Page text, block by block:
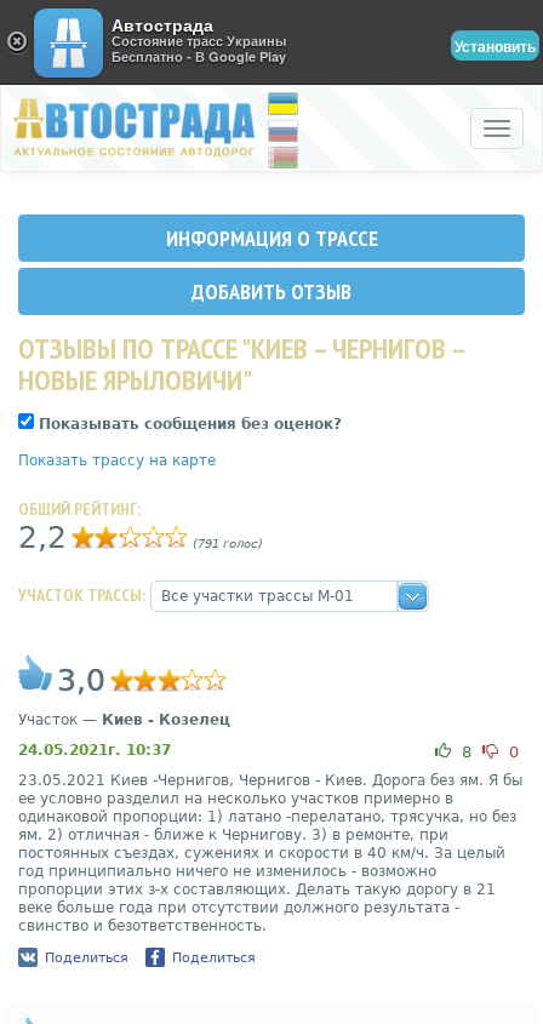
Автострада
Состояние трасс Украины
Бесплатно - В Google Play
Установить
Toggle
ИНФОРМАЦИЯ О ТРАССЕ
ДОБАВИТЬ ОТЗЫВ
ОТЗЫВЫ ПО ТРАССЕ "КИЕВ – ЧЕРНИГОВ –
НОВЫЕ ЯРЫЛОВИЧИ"
Показывать сообщения без оценок?
Показать трассу на карте
ОБЩИЙ РЕЙТИНГ:
2,2 (791 голос)
УЧАСТОК ТРАССЫ:
3,0
Участок — Киев - Козелец
24.05.2021г. 10:37
8 0
23.05.2021 Киев -Чернигов, Чернигов - Киев. Дорога без ям. Я бы
ее условно разделил на несколько участков примерно в
одинаковой пропорции: 1) латано -перелатано, трясучка, но без
ям. 2) отличная - ближе к Чернигову. 3) в ремонте, при
постоянных съездах, сужениях и скорости в 40 км/ч. За целый
год принципиально ничего не изменилось - возможно
пропорции этих з-х составляющих. Делать такую дорогу в 21
веке больше года при отсутствии должного результата -
свинство и безответственность.
Поделиться Поделиться